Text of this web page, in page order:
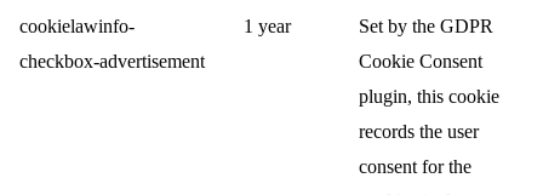
cookielawinfo-
checkbox-advertisement
1 year
Set by the GDPR
Cookie Consent
plugin, this cookie
records the user
consent for the